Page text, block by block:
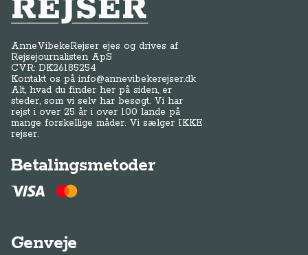
Anne-Vibeke Rejser
AnneVibekeRejser ejes og drives af
Rejsejournalisten ApS
CVR: DK26185254
Kontakt os påinfo@annevibekerejser.dk
Alt, hvad du finder her på siden, er
steder, som vi selv har besøgt. Vi har
rejst i over 25 år i over 100 lande på
mange forskellige måder. Vi sælger IKKE
rejser.
Betalingsmetoder
Genveje